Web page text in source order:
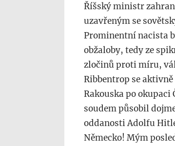
Říšský ministr
uzavřeným se
Prominentní nacista
obžaloby, tedy ze
zločinů proti míru,
Ribbentrop se
Rakouska po
soudem působil
oddanosti Adolfu
Německo! Mým